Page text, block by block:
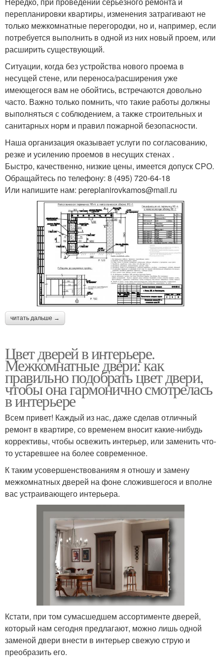
перепланировки квартиры, изменения затрагивают не
только межкомнатные перегородки, но и, например, если
потребуется выполнить в одной из них новый проем, или
расширить существующий.
Ситуации, когда без устройства нового проема в
несущей стене, или переноса/расширения уже
имеющегося вам не обойтись, встречаются довольно
часто. Важно только помнить, что такие работы должны
выполняться с соблюдением, а также строительных и
санитарных норм и правил пожарной безопасности.
Наша организация оказывает услуги по согласованию,
резке и усилению проемов в несущих стенах .
Быстро, качественно, низкие цены, имеется допуск СРО.
Обращайтесь по телефону: 8 (495) 720-64-18
Или напишите нам: pereplanirovkamos@mail.ru
читать дальше →
Цвет дверей в интерьере.
Межкомнатные двери: как
правильно подобрать цвет двери,
чтобы она гармонично смотрелась
в интерьере
Всем привет! Каждый из нас, даже сделав отличный
ремонт в квартире, со временем вносит какие-нибудь
коррективы, чтобы освежить интерьер, или заменить что-
то устаревшее на более современное.
К таким усовершенствованиям я отношу и замену
межкомнатных дверей на фоне сложившегося и вполне
вас устраивающего интерьера.
Кстати, при том сумасшедшем ассортименте дверей,
который нам сегодня предлагают, можно лишь одной
заменой двери внести в интерьер свежую струю и
преобразить его.